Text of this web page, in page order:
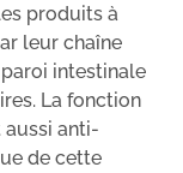
produits à
leur chaîne
intestinale
La fonction
anti-
de cette